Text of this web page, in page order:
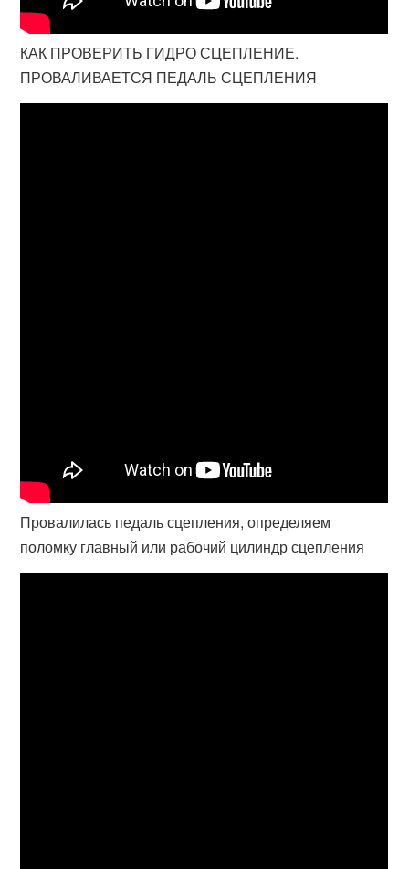
КАК ПРОВЕРИТЬ ГИДРО СЦЕПЛЕНИЕ.
ПРОВАЛИВАЕТСЯ ПЕДАЛЬ СЦЕПЛЕНИЯ
Провалилась педаль сцепления, определяем
поломку главный или рабочий цилиндр сцепления